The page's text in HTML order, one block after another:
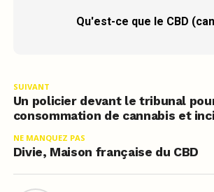
Qu'est-ce que le CBD
SUIVANT
Un policier devant le tribunal
consommation de cannabis et
NE MANQUEZ PAS
Divie, Maison française du CBD